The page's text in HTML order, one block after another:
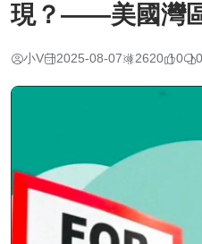
現？——美國灣
小V 2025-08-07 2620 0 0